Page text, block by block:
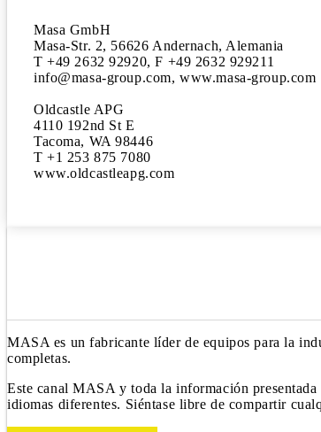
Masa GmbH
Masa-Str. 2, 56626 Andernach, Alemania
T +49 2632 92920, F +49 2632 929211
info@masa-group.com, www.masa-group.com
Oldcastle APG
4110 192nd St E
Tacoma, WA 98446
T +1 253 875 7080
www.oldcastleapg.com
MASA es un fabricante líder de equipos para la
completas.
Este canal MASA y toda la información
idiomas diferentes. Siéntase libre de compartir